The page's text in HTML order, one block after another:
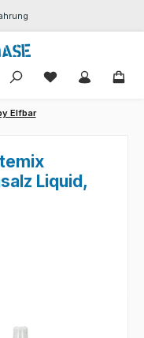
Du hast 0
Elfbar
Liquid,